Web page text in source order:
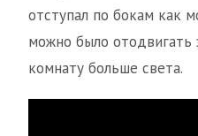
отступал по бокам как
можно было отодвигать
комнату больше света.